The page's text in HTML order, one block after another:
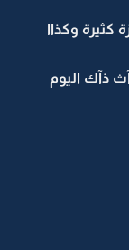
كثيرة وكذاا
ذآك اليوم